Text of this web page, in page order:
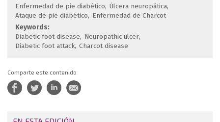
Enfermedad de pie diabético Úlcera neuropática
Ataque de pie diabético
Enfermedad de Charcot
Keywords:
Diabetic foot disease
Neuropathic ulcer
Diabetic foot attack Charcot disease
Comparte este contenido